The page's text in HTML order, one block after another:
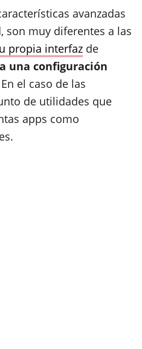
avanzadas
son muy diferentes a las
propia interfaz de
una configuración
el caso de las
de utilidades que
apps como